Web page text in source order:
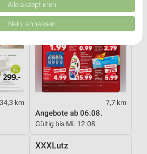
34,3 km 7,7 km
Angebote ab 06.08.
Gültig bis Mi. 12.08.
XXXLutz
Verwendung reduzierter Daten zur Auswahl
Europäischen Union weitergegeben und in die
IAB-Anbieter)
Zwecke:
auf Informationen
Alle akzeptieren
Nein, anpassen